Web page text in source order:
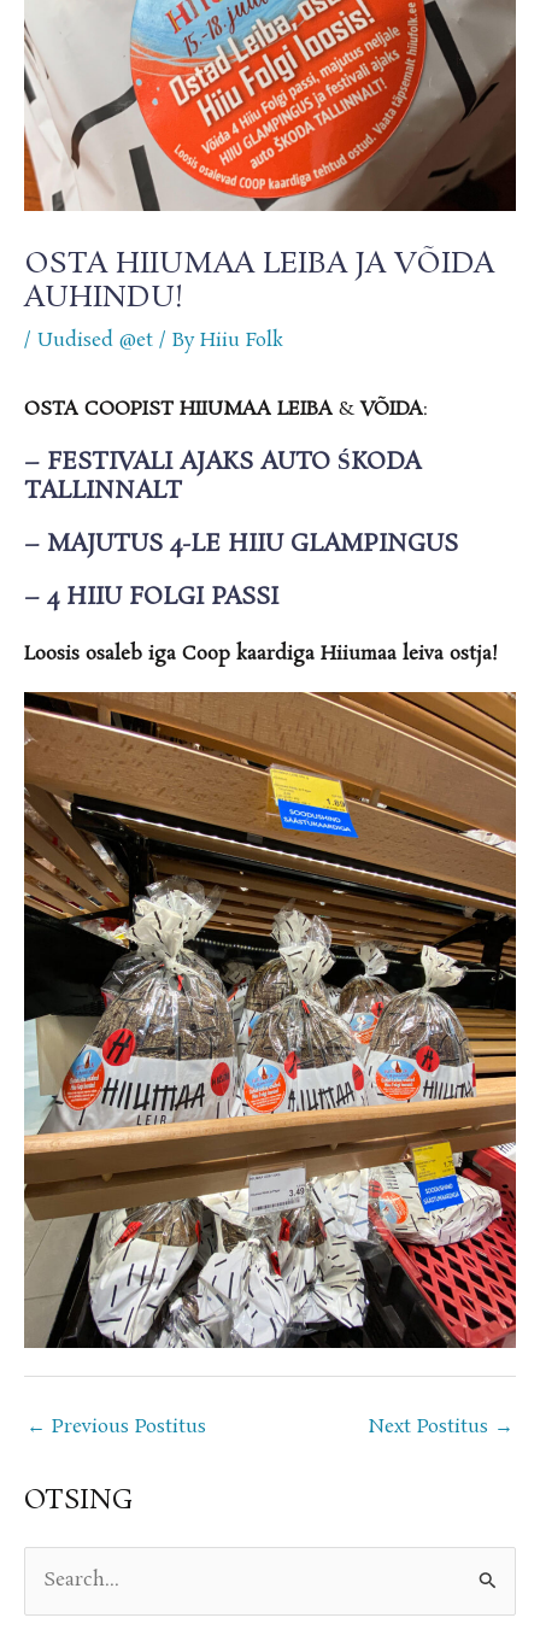
OSTA HIIUMAA LEIBA JA VÕIDA
AUHINDU!
/ Uudised @et / ByHiiu Folk
OSTA COOPIST HIIUMAA LEIBA &VÕIDA:
– FESTIVALI AJAKS AUTO ŚKODA
TALLINNALT
– MAJUTUS 4-LE HIIU GLAMPINGUS
– 4 HIIU FOLGI PASSI
Loosis osaleb iga Coop kaardiga Hiiumaa leiva ostja!
← Previous Postitus Next Postitus →
OTSING
e